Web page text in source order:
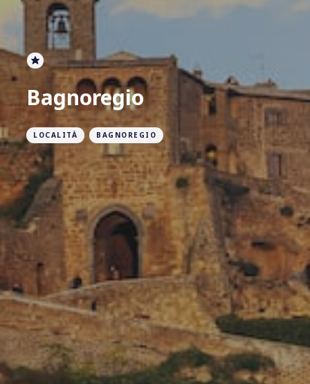
Bagnoregio
LOCALITÀ BAGNOREGIO